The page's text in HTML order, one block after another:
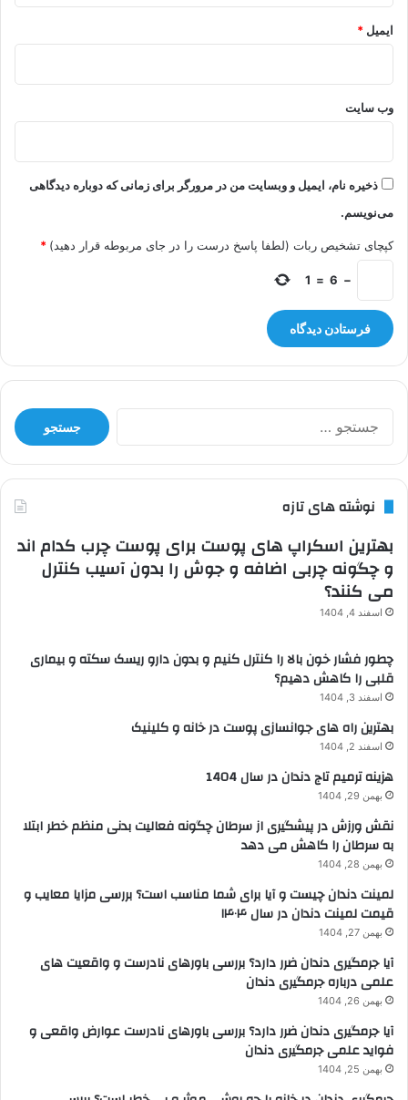
ایمیل *
وب‌ سایت
ذخیره نام، ایمیل و وبسایت من در مرورگر برای زمانی که دوباره دیدگاهی
می‌نویسم.
کپچای تشخیص ربات (لطفا پاسخ درست را در جای مربوطه قرار دهید) *
−
6
=
1
جستجو
برای:
نوشته های تازه
بهترین اسکراپ های پوست برای پوست چرب کدام اند
و چگونه چربی اضافه و جوش را بدون آسیب کنترل
می کنند؟
اسفند 4, 1404
چطور فشار خون بالا را کنترل کنیم و بدون دارو ریسک سکته و بیماری
قلبی را کاهش دهیم؟
اسفند 3, 1404
بهترین راه های جوانسازی پوست در خانه و کلینیک
اسفند 2, 1404
هزینه ترمیم تاج دندان در سال 1404
بهمن 29, 1404
نقش ورزش در پیشگیری از سرطان چگونه فعالیت بدنی منظم خطر ابتلا
به سرطان را کاهش می دهد
بهمن 28, 1404
لمینت دندان چیست و آیا برای شما مناسب است؟ بررسی مزایا معایب و
قیمت لمینت دندان در سال ۱۴۰۴
بهمن 27, 1404
آیا جرمگیری دندان ضرر دارد؟ بررسی باورهای نادرست و واقعیت های
علمی درباره جرمگیری دندان
بهمن 26, 1404
آیا جرمگیری دندان ضرر دارد؟ بررسی باورهای نادرست عوارض واقعی و
فواید علمی جرمگیری دندان
بهمن 25, 1404